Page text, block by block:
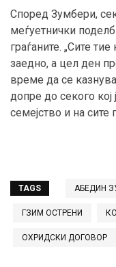
Според Зумбери,
меѓуетнички
граѓаните. „Сите
заедно, а цел ден
време да се
допре до секого кој
семејство и на сите
TAGS АБЕДИН
ГЗИМ ОСТРЕНИ
ОХРИДСКИ ДОГОВОР